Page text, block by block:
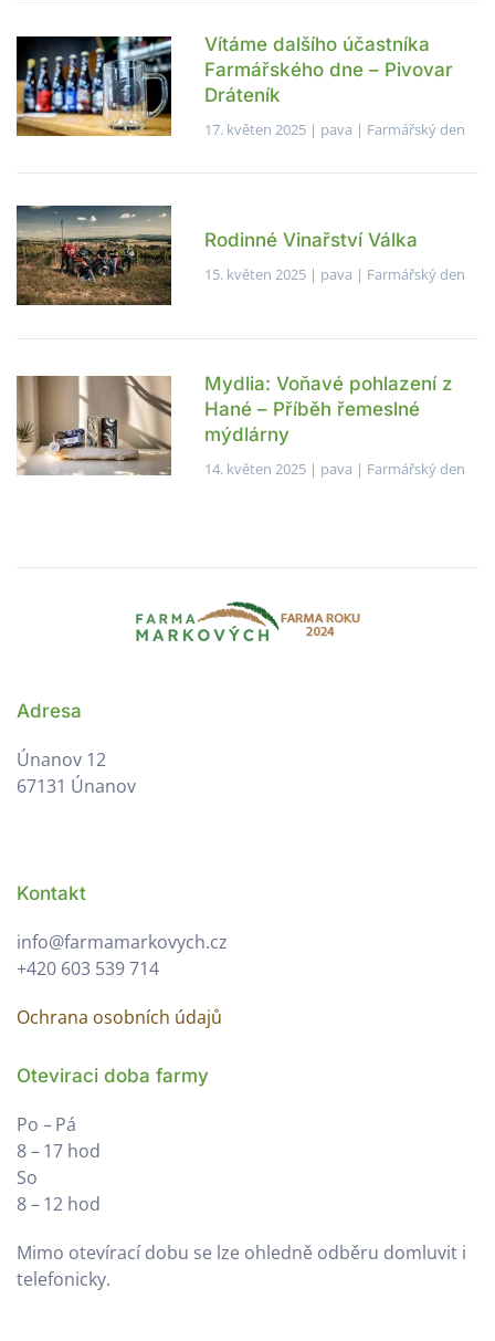
Vítáme dalšího účastníka
Farmářského dne – Pivovar
Dráteník
17. květen 2025 | pava | Farmářský den
Rodinné Vinařství Válka
15. květen 2025 | pava | Farmářský den
Mydlia: Voňavé pohlazení z
Hané – Příběh řemeslné
mýdlárny
14. květen 2025 | pava | Farmářský den
Adresa
Únanov 12
67131 Únanov
Kontakt
info@farmamarkovych.cz
+420 603 539 714
Ochrana osobních údajů
Oteviraci doba farmy
Po – Pá
8 – 17 hod
So
8 – 12 hod
Mimo otevírací dobu se lze ohledně odběru domluvit i
telefonicky.